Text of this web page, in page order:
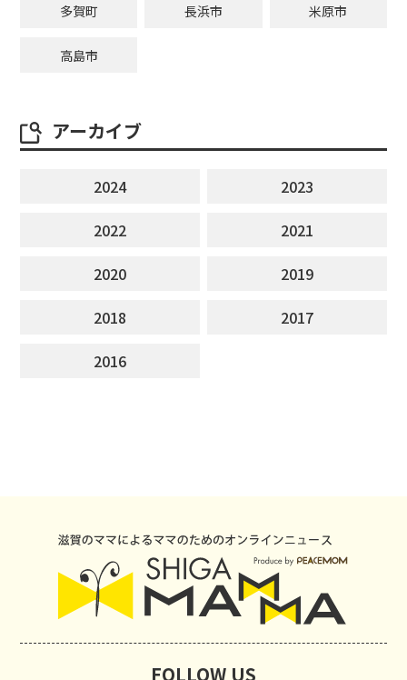
多賀町 長浜市 米原市
高島市
アーカイブ
2024
2023
2022
2021
2020
2019
2018
2017
2016
FOLLOW US